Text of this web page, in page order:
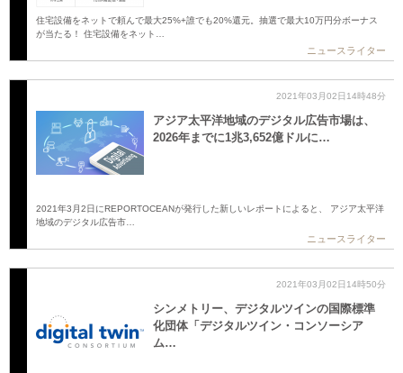
住宅設備をネットで頼んで最大25%+誰でも20%還元。抽選で最大10万円分ボーナス
が当たる！ 住宅設備をネット…
ニュースライター
2021年03月02日14時48分
アジア太平洋地域のデジタル広告市場は、
2026年までに1兆3,652億ドルに…
2021年3月2日にREPORTOCEANが発行した新しいレポートによると、 アジア太平洋
地域のデジタル広告市…
ニュースライター
2021年03月02日14時50分
シンメトリー、デジタルツインの国際標準
化団体「デジタルツイン・コンソーシア
ム…